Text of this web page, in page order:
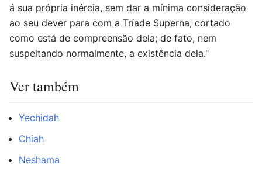
á sua própria inércia, sem dar a mínima consideração
ao seu dever para com a Tríade Superna, cortado
como está de compreensão dela; de fato, nem
suspeitando normalmente, a existência dela."
Ver também
Yechidah
Chiah
Neshama